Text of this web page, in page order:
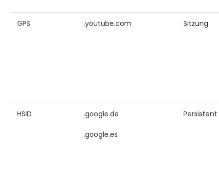
GPS .youtube.com Sitzung
HSID .google.de
.google.es
Persistent